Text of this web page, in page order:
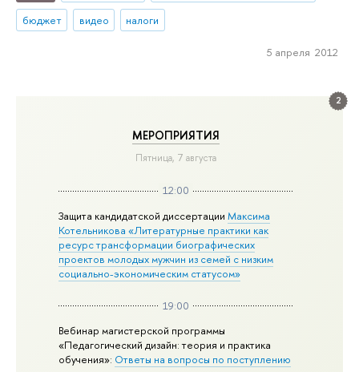
2
МЕРОПРИЯТИЯ
Пятница, 7 августа
12:00
Защита кандидатской диссертацииМаксима
Котельникова «Литературные практики как
ресурс трансформации биографических
проектов молодых мужчин из семей с низким
социально-экономическим статусом»
19:00
Вебинар магистерской программы
«Педагогический дизайн: теория и практика
обучения»: Ответы на вопросы по поступлению
бюджет
видео налоги
5 апреля 2012